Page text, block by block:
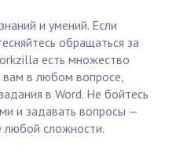
и умений. Если
обращаться за
есть множество
вам в любом вопросе,
в Word. Не бойтесь
и задавать вопросы —
сложности.